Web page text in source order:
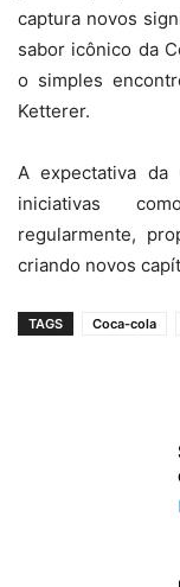
captura novos
sabor icônico da
o simples
Ketterer.
A expectativa
iniciativas
regularmente,
criando novos
TAGS Coca-cola